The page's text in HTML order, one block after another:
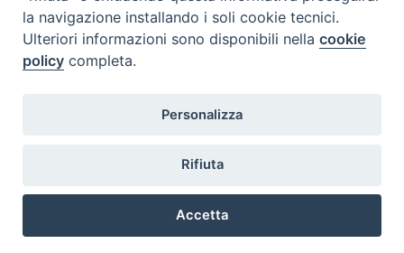
Diocesi di Como | piazza Grimoldi, 5
Riproduzione solo con permesso.
Iscriviti alla Newsletter
la navigazione installando i soli cookie tecnici.
Ulteriori informazioni sono disponibili nellacookie
policy completa.
Personalizza
Rifiuta
Accetta